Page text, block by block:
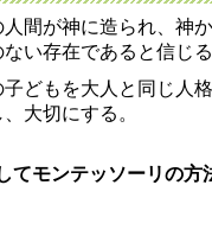
間が神に造られ、神
い存在であると信じる
どもを大人と同じ人
大切にする。
てモンテッソーリの方